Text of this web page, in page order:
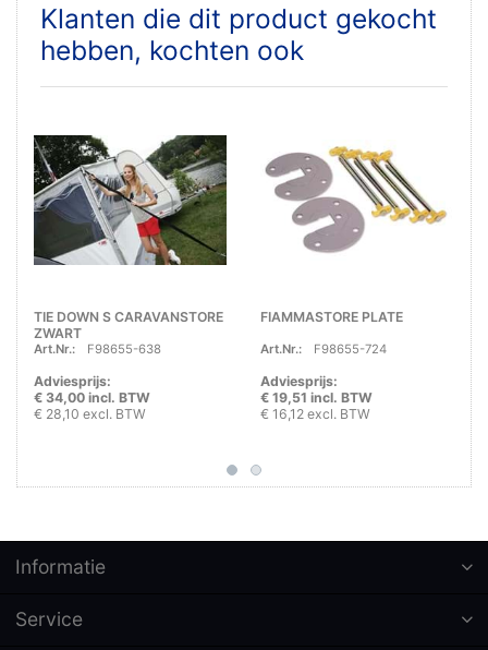
Klanten die dit product gekocht
hebben, kochten ook
TIE DOWN S CARAVANSTORE
ZWART
Art.Nr.: F98655-638
Adviesprijs:
€ 34,00 incl. BTW
€ 28,10 excl. BTW
FIAMMASTORE PLATE
Art.Nr.: F98655-724
Adviesprijs:
€ 19,51 incl. BTW
€ 16,12 excl. BTW
Informatie
Service